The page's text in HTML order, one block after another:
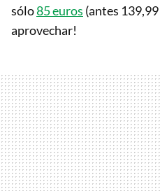
sólo85 euros (antes
aprovechar!